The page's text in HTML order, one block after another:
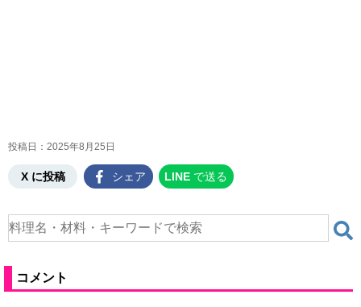
投稿日： 2025年8月25日
X に投稿 シェア LINE で送る
コメント